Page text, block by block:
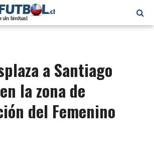
a Santiago
la zona de
del Femenino